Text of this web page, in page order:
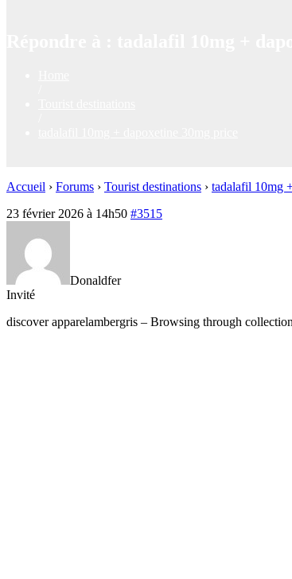
Accueil › Forums › Tourist destinations › tadalafil 10mg
23 février 2026 à 14h50 #3515
Donaldfer
Invité
discover apparelambergris – Browsing through